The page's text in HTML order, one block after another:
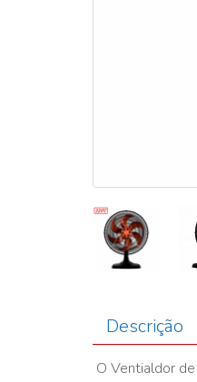
Descrição
O Ventialdor